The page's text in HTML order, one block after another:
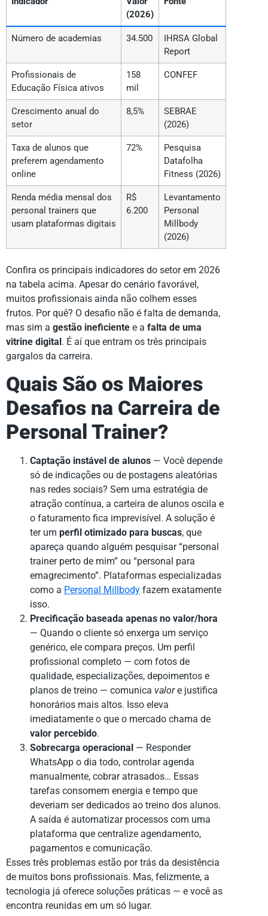
(2026)
Número de academias 34.500
IHRSA Global
Report
Profissionais de
Educação Física ativos
158
mil
CONFEF
Crescimento anual do
setor
8,5%
SEBRAE
(2026)
Taxa de alunos que
preferem agendamento
online
72%
Pesquisa
Datafolha
Fitness (2026)
Renda média mensal dos
personal trainers que
usam plataformas digitais
R$
6.200
Levantamento
Personal
Millbody
(2026)
Confira os principais indicadores do setor em 2026
na tabela acima. Apesar do cenário favorável,
muitos profissionais ainda não colhem esses
frutos. Por quê? O desafio não é falta de demanda,
mas sim a gestão ineficiente e a falta de uma
vitrine digital . É aí que entram os três principais
gargalos da carreira.
Quais São os Maiores
Desafios na Carreira de
Personal Trainer?
Captação instável de alunos — Você depende
só de indicações ou de postagens aleatórias
nas redes sociais? Sem uma estratégia de
atração contínua, a carteira de alunos oscila e
o faturamento fica imprevisível. A solução é
ter um perfil otimizado para buscas, que
apareça quando alguém pesquisar “personal
trainer perto de mim” ou “personal para
emagrecimento”. Plataformas especializadas
como a Personal Millbody fazem exatamente
isso.
Precificação baseada apenas no valor/hora
— Quando o cliente só enxerga um serviço
genérico, ele compara preços. Um perfil
profissional completo — com fotos de
qualidade, especializações, depoimentos e
planos de treino — comunica valore justifica
honorários mais altos. Isso eleva
imediatamente o que o mercado chama de
valor percebido.
Sobrecarga operacional — Responder
WhatsApp o dia todo, controlar agenda
manualmente, cobrar atrasados… Essas
tarefas consomem energia e tempo que
deveriam ser dedicados ao treino dos alunos.
A saída é automatizar processos com uma
plataforma que centralize agendamento,
pagamentos e comunicação.
Esses três problemas estão por trás da desistência
de muitos bons profissionais. Mas, felizmente, a
tecnologia já oferece soluções práticas — e você as
encontra reunidas em um só lugar.